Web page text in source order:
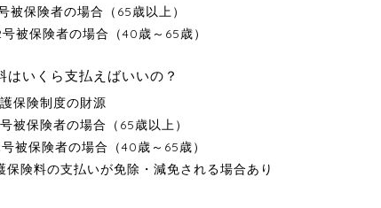
被保険者の場合（65歳以上）
被保険者の場合（40歳～65歳）
はいくら支払えばいいの？
保険制度の財源
被保険者の場合（65歳以上）
被保険者の場合（40歳～65歳）
保険料の支払いが免除・減免される場合あり